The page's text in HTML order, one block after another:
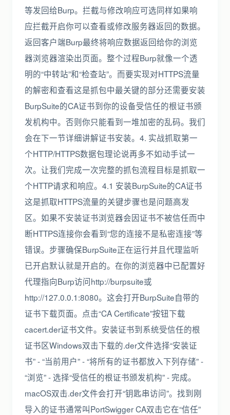
等发回给Burp。拦截与修改响应可选同样如果响
应拦截开启你可以查看或修改服务器返回的数据。
返回客户端Burp最终将响应数据返回给你的浏览
器浏览器渲染出页面。整个过程Burp就像一个透
明的“中转站”和“检查站”。而要实现对HTTPS流量
的解密和查看这是抓包中最关键的部分还需要安装
BurpSuite的CA证书到你的设备受信任的根证书颁
发机构中。否则你只能看到一堆加密的乱码。我们
会在下一节详细讲解证书安装。4. 实战抓取第一
个HTTP/HTTPS数据包理论说再多不如动手试一
次。让我们完成一次完整的抓包流程目标是抓取一
个HTTP请求和响应。4.1 安装BurpSuite的CA证书
这是抓取HTTPS流量的关键步骤也是问题高发
区。如果不安装证书浏览器会因证书不被信任而中
断HTTPS连接你会看到“您的连接不是私密连接”等
错误。步骤确保BurpSuite正在运行并且代理监听
已开启默认就是开启的。在你的浏览器中已配置好
代理指向Burp访问http://burpsuite或
http://127.0.0.1:8080。这会打开BurpSuite自带的
证书下载页面。点击“CA Certificate”按钮下载
cacert.der证书文件。安装证书到系统受信任的根
证书区Windows双击下载的.der文件选择“安装证
书” - “当前用户” - “将所有的证书都放入下列存储” -
“浏览” - 选择“受信任的根证书颁发机构” - 完成。
macOS双击.der文件会打开“钥匙串访问”。找到刚
导入的证书通常叫PortSwigger CA双击它在“信任”